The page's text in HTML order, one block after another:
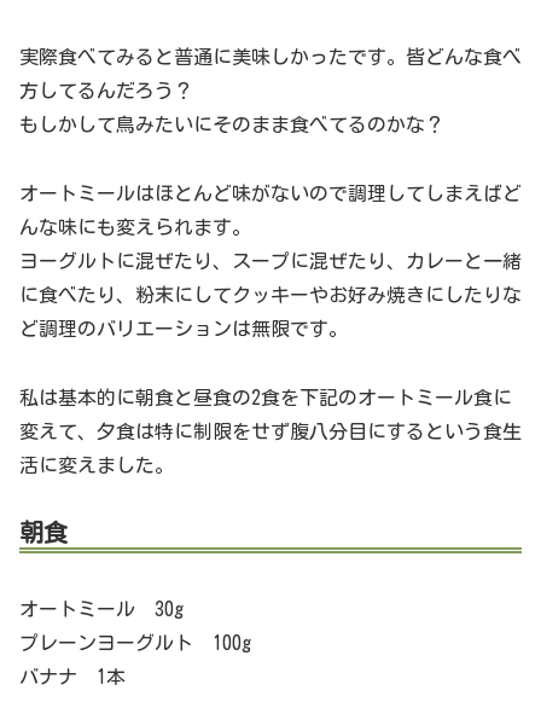
実際食べてみると普通に美味しかったです。皆どんな食べ
方してるんだろう？
もしかして鳥みたいにそのまま食べてるのかな？
オートミールはほとんど味がないので調理してしまえばど
んな味にも変えられます。
ヨーグルトに混ぜたり、スープに混ぜたり、カレーと一緒
に食べたり、粉末にしてクッキーやお好み焼きにしたりな
ど調理のバリエーションは無限です。
私は基本的に朝食と昼食の2食を下記のオートミール食に
変えて、夕食は特に制限をせず腹八分目にするという食生
活に変えました。
朝食
オートミール 30g
プレーンヨーグルト 100g
バナナ 1本